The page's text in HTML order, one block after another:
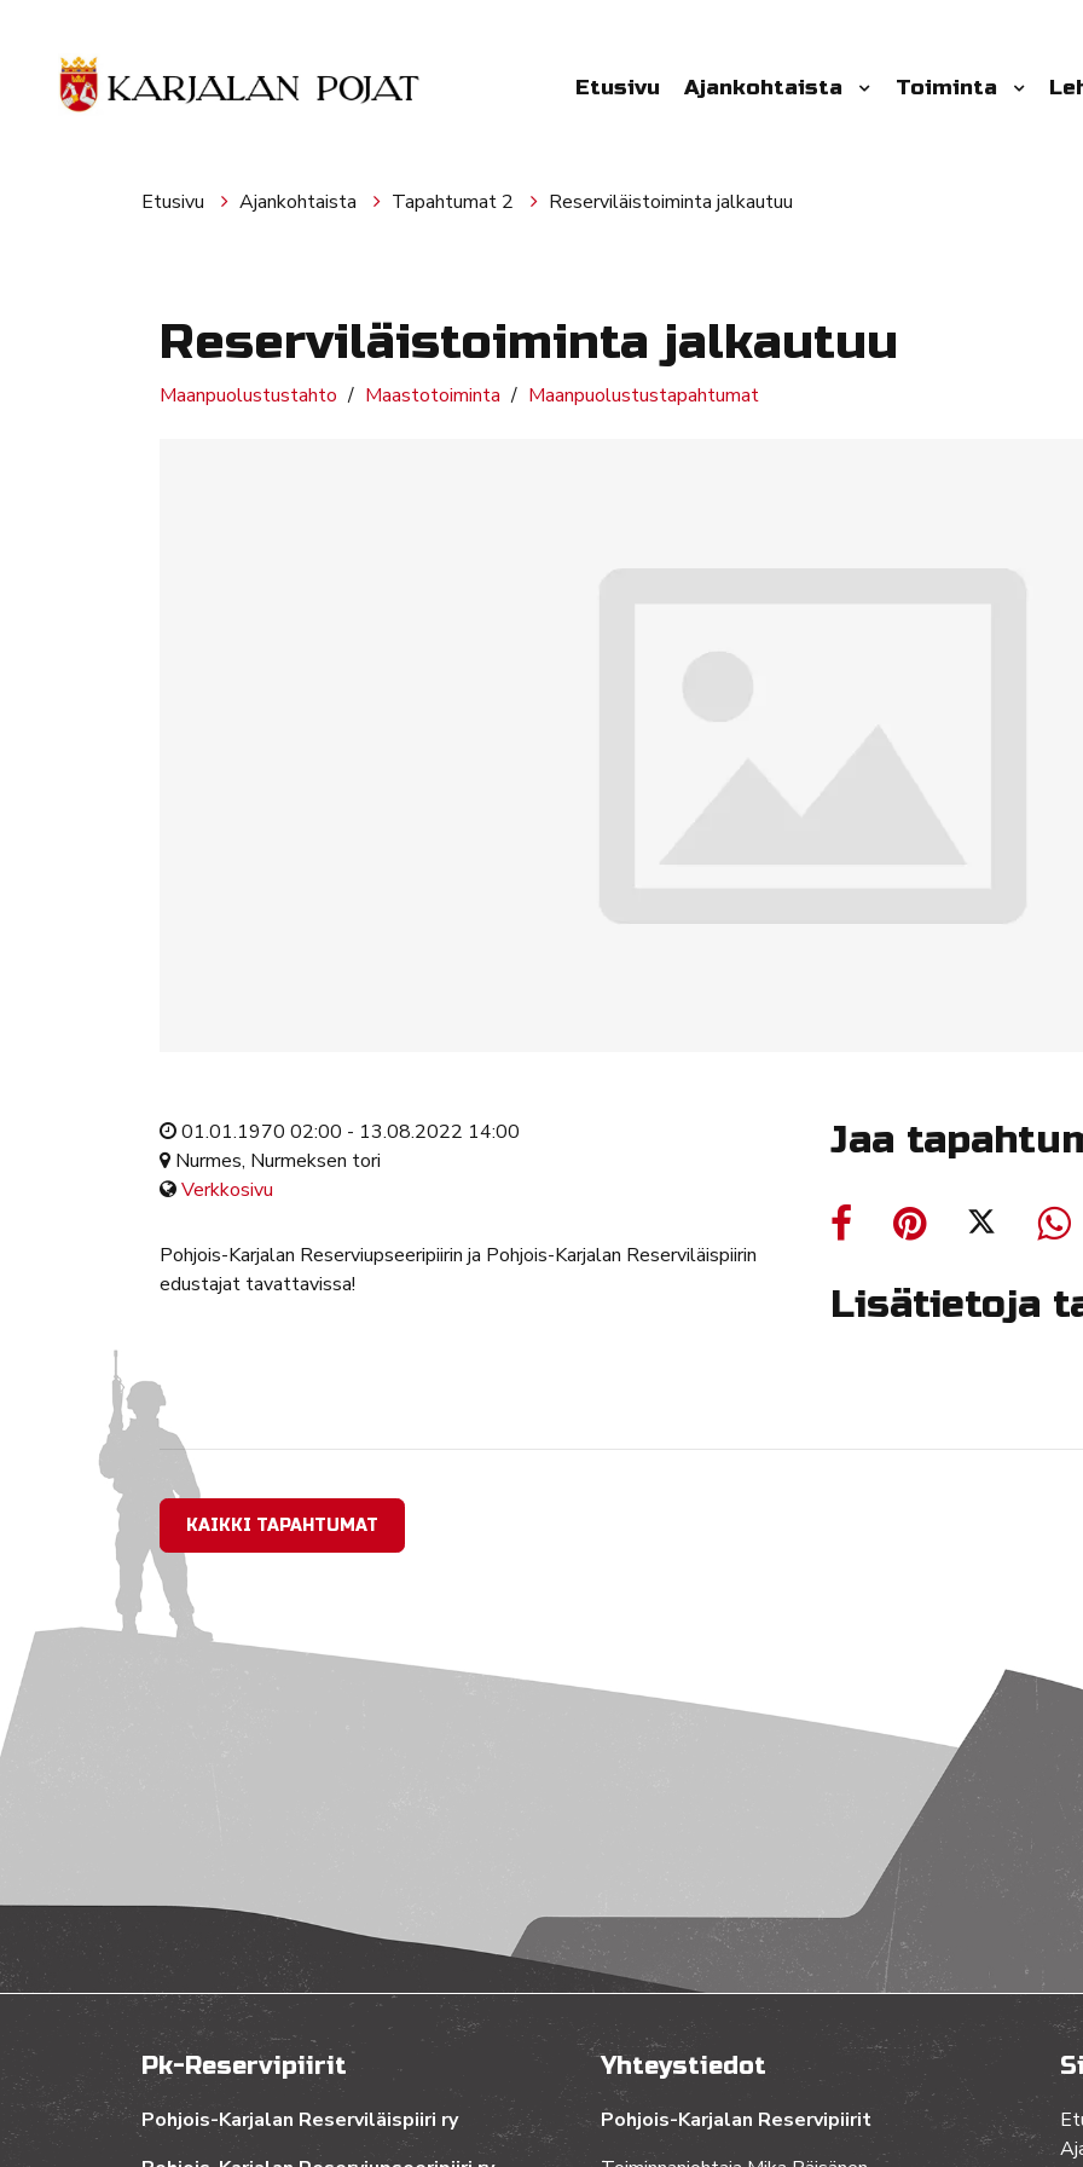
Etusivu Ajankohtaista Toiminta
Etusivu Ajankohtaista Tapahtumat 2 Reserviläistoiminta jalkautuu
Reserviläistoiminta jalkautuu
Maanpuolustustahto Maastotoiminta Maanpuolustustapahtumat
01.01.1970 02:00 - 13.08.2022 14:00
Nurmes, Nurmeksen tori
Verkkosivu
Pohjois-Karjalan Reserviupseeripiirin ja Pohjois-Karjalan Reserviläispiirin
edustajat tavattavissa!
Jaa
Lisätietoja
KAIKKI TAPAHTUMAT
Pk-Reservipiirit
Pohjois-Karjalan Reserviläispiiri ry
Yhteystiedot
Pohjois-Karjalan Reservipiirit